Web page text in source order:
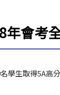
年會考
學生取得5A高